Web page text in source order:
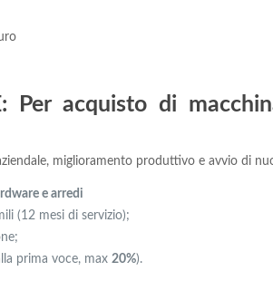
Per acquisto di
miglioramento produttivo e avvio di
e arredi
(12 mesi di servizio);
prima voce, max20%).